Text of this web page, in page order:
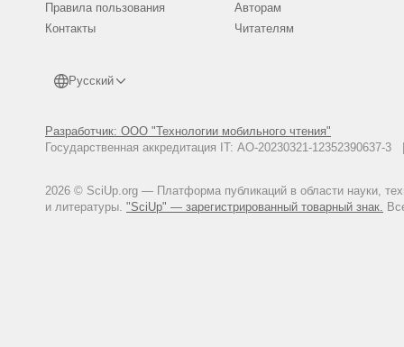
Правила пользования
Контакты
Русский
Разработчик: ООО "Технологии мобильного чтения"
Государственная аккредитация IT: АО-20230321-
2026 © SciUp.org — Платформа публикаций в области науки,
и литературы. "SciUp" — зарегистрированный товарный знак.
Авторам
Читателям